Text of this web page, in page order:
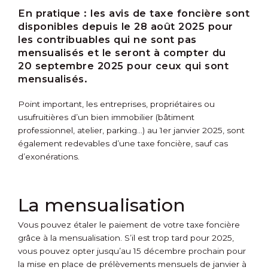
En pratique : les avis de taxe foncière sont
disponibles depuis le 28 août 2025 pour
les contribuables qui ne sont pas
mensualisés et le seront à compter du
20 septembre 2025 pour ceux qui sont
mensualisés.
Point important, les entreprises, propriétaires ou
usufruitières d’un bien immobilier (bâtiment
professionnel, atelier, parking…) au 1er janvier 2025, sont
également redevables d’une taxe foncière, sauf cas
d’exonérations.
La mensualisation
Vous pouvez étaler le paiement de votre taxe foncière
grâce à la mensualisation. S’il est trop tard pour 2025,
vous pouvez opter jusqu’au 15 décembre prochain pour
la mise en place de prélèvements mensuels de janvier à